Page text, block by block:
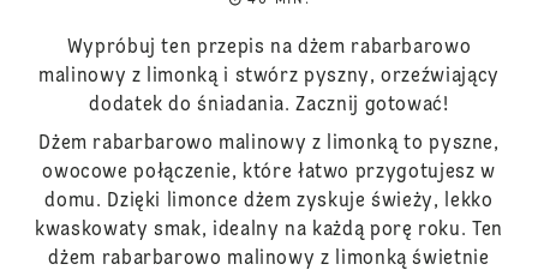
Wypróbuj ten przepis na dżem rabarbarowo
malinowy z limonką i stwórz pyszny, orzeźwiający
dodatek do śniadania. Zacznij gotować!
Dżem rabarbarowo malinowy z limonką to pyszne,
owocowe połączenie, które łatwo przygotujesz w
domu. Dzięki limonce dżem zyskuje świeży, lekko
kwaskowaty smak, idealny na każdą porę roku. Ten
dżem rabarbarowo malinowy z limonką świetnie